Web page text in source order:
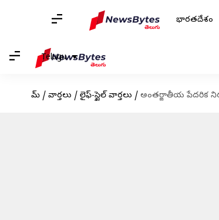
భారతదేశం
Telugu
హోమ్ / వార్తలు / లైఫ్-స్టైల్ వార్తలు / అంతర్జాతీయ పేదరిక